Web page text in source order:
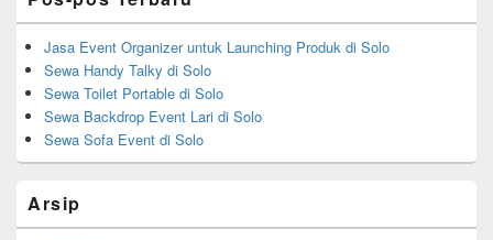
k
Jasa Event Organizer untuk Launching Produk di Solo
Sewa Handy Talky di Solo
Sewa Toilet Portable di Solo
Sewa Backdrop Event Lari di Solo
Sewa Sofa Event di Solo
Arsip